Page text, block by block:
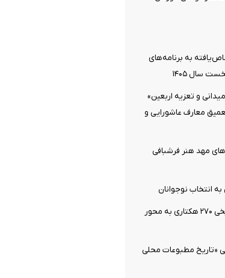
به برنامه‌های
سال ۱۴۰۵
و تعزیه اربعین»
معارف عاشورایی و
مهد هنر فرشبافی
انتخاب نوجوانان
دزفول آماده تبدیل بافت تاریخی ۲۷۰ هکتاری به محور
«تاریخ مطبوعات محلی